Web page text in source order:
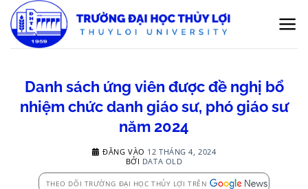
qua
nội
Danh sách ứng viên được đề nghị bổ
nhiệm chức danh giáo sư, phó giáo sư
năm 2024
ĐĂNG VÀO 12 THÁNG 4, 2024
BỞI DATA OLD
THEO DÕI TRƯỜNG ĐẠI HỌC THỦY LỢI TRÊN